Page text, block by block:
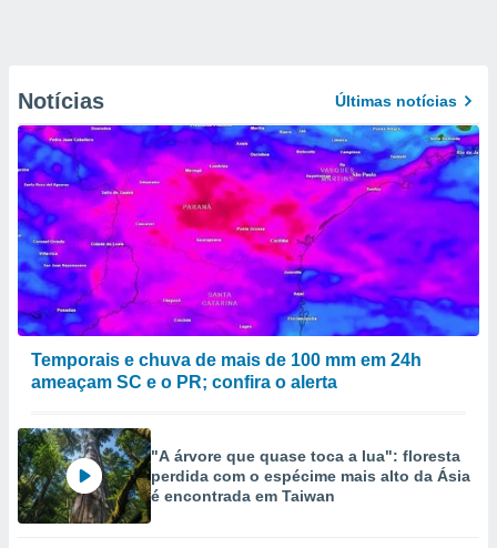
Notícias Últimas notícias
Temporais e chuva de mais de 100 mm em 24h
ameaçam SC e o PR; confira o alerta
"A árvore que quase toca a lua": floresta
perdida com o espécime mais alto da Ásia
é encontrada em Taiwan